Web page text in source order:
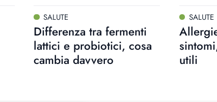
SALUTE
Differenza tra fermenti
lattici e probiotici, cosa
cambia davvero
SALUTE
utili